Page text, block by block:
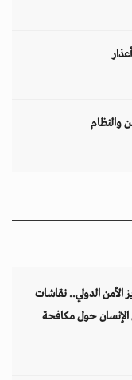
والنظام
الأمن الدولي.. نقاشات
حول مكافحة